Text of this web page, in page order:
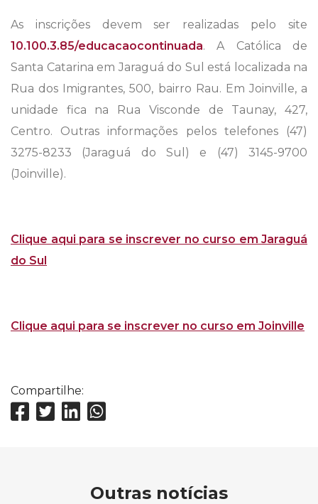
As inscrições devem ser realizadas pelo site
10.100.3.85/educacaocontinuada. A Católica de
Santa Catarina em Jaraguá do Sul está localizada na
Rua dos Imigrantes, 500, bairro Rau. Em Joinville, a
unidade fica na Rua Visconde de Taunay, 427,
Centro. Outras informações pelos telefones (47)
3275-8233 (Jaraguá do Sul) e (47) 3145-9700
(Joinville).
Clique aqui para se inscrever no curso em Jaraguá
do Sul
Clique aqui para se inscrever no curso em Joinville
Compartilhe:
Outras notícias